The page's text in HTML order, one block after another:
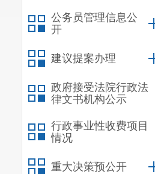
公务员管理信息公
开
建议提案办理
政府接受法院行政法
律文书机构公示
行政事业性收费项目
情况
重大决策预公开